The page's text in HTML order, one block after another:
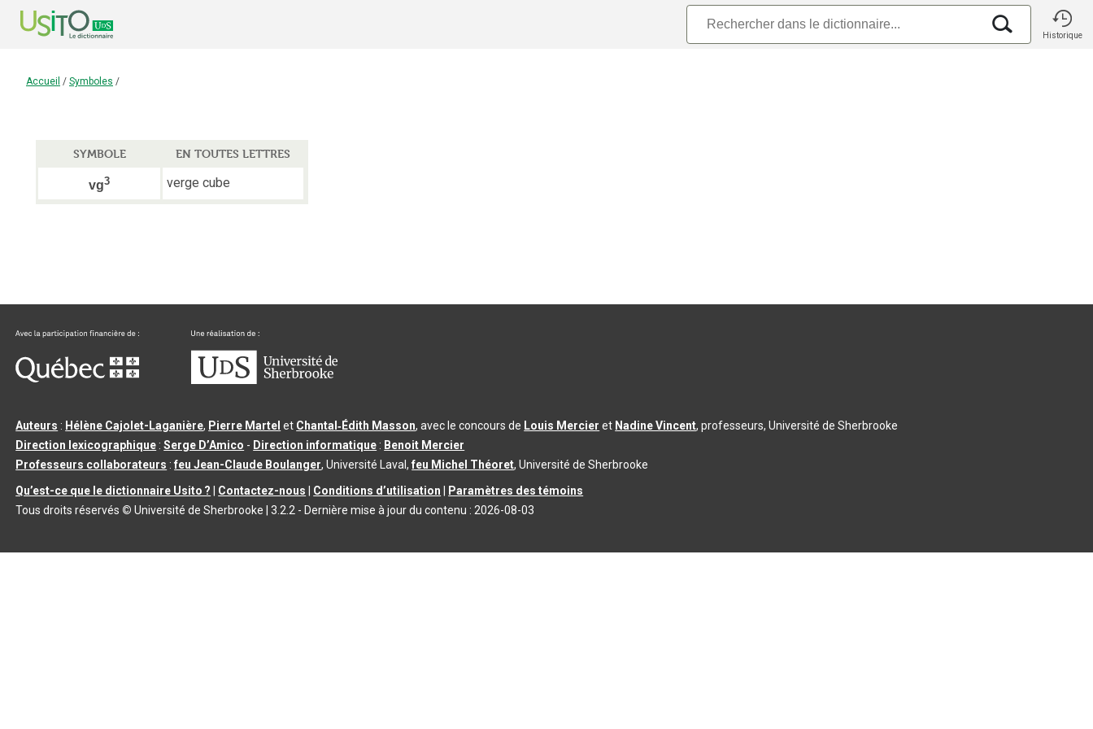
Historique
Accueil / Symboles /
SYMBOLE EN TOUTES LETTRES
vg3 verge cube
Auteurs : Hélène Cajolet-Laganière, Pierre Martel et Chantal‑Édith Masson, avec le concours de Louis Mercier et Nadine Vincent, professeurs, Université de Sherbrooke
Direction lexicographique :Serge D’Amico - Direction informatique : Benoit Mercier
Professeurs collaborateurs :feu Jean-Claude Boulanger, Université Laval,feu Michel Théoret, Université de Sherbrooke
Qu’est-ce que le dictionnaire Usito ?
Contactez-nous Conditions d’utilisation
Paramètres des témoins
Tous droits réservés © Université de Sherbrooke |3.2.2 - Dernière mise à jour du contenu : 2026-08-03